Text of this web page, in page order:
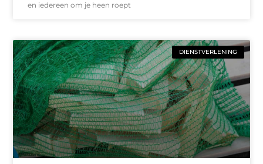
en iedereen om je heen roept
DIENSTVERLENING